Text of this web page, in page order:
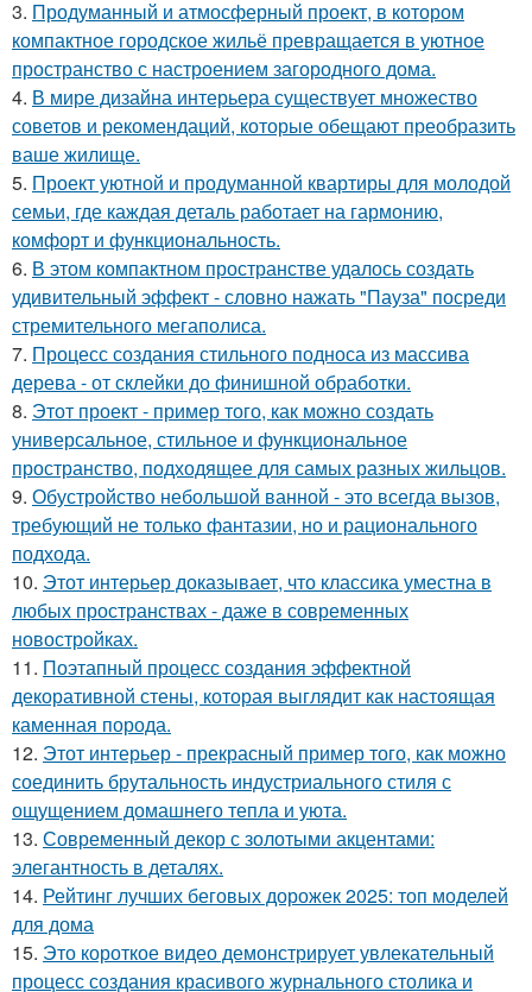
3. Продуманный и атмосферный проект, в котором
компактное городское жильё превращается в уютное
пространство с настроением загородного дома.
4. В мире дизайна интерьера существует множество
советов и рекомендаций, которые обещают преобразить
ваше жилище.
5. Проект уютной и продуманной квартиры для молодой
семьи, где каждая деталь работает на гармонию,
комфорт и функциональность.
6. В этом компактном пространстве удалось создать
удивительный эффект - словно нажать "Пауза" посреди
стремительного мегаполиса.
7. Процесс создания стильного подноса из массива
дерева - от склейки до финишной обработки.
8. Этот проект - пример того, как можно создать
универсальное, стильное и функциональное
пространство, подходящее для самых разных жильцов.
9. Обустройство небольшой ванной - это всегда вызов,
требующий не только фантазии, но и рационального
подхода.
10. Этот интерьер доказывает, что классика уместна в
любых пространствах - даже в современных
новостройках.
11. Поэтапный процесс создания эффектной
декоративной стены, которая выглядит как настоящая
каменная порода.
12. Этот интерьер - прекрасный пример того, как можно
соединить брутальность индустриального стиля с
ощущением домашнего тепла и уюта.
13. Современный декор с золотыми акцентами:
элегантность в деталях.
14. Рейтинг лучших беговых дорожек 2025: топ моделей
для дома
15. Это короткое видео демонстрирует увлекательный
процесс создания красивого журнального столика и